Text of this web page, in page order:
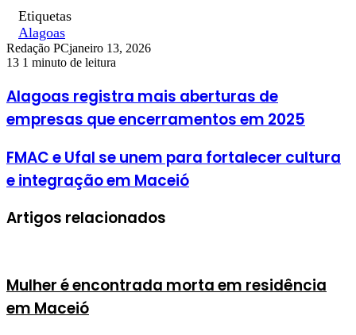
Etiquetas
Alagoas
Redação PCjaneiro 13, 2026
13 1 minuto de leitura
Alagoas registra mais aberturas de
empresas que encerramentos em 2025
FMAC e Ufal se unem para fortalecer cultura
e integração em Maceió
Artigos relacionados
Mulher é encontrada morta em residência
em Maceió